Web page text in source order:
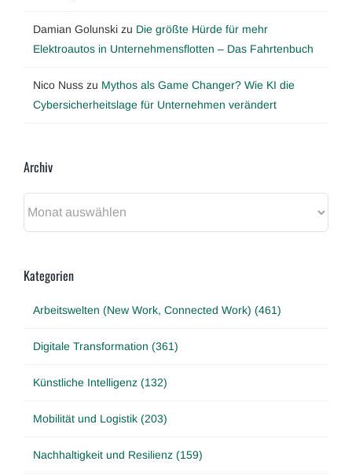
Damian Golunski zu Die größte Hürde für mehr
Elektroautos in Unternehmensflotten – Das Fahrtenbuch
Nico Nuss zu Mythos als Game Changer? Wie KI die
Cybersicherheitslage für Unternehmen verändert
Archiv
Kategorien
Arbeitswelten (New Work, Connected Work) (461)
Digitale Transformation (361)
Künstliche Intelligenz (132)
Mobilität und Logistik (203)
Nachhaltigkeit und Resilienz (159)